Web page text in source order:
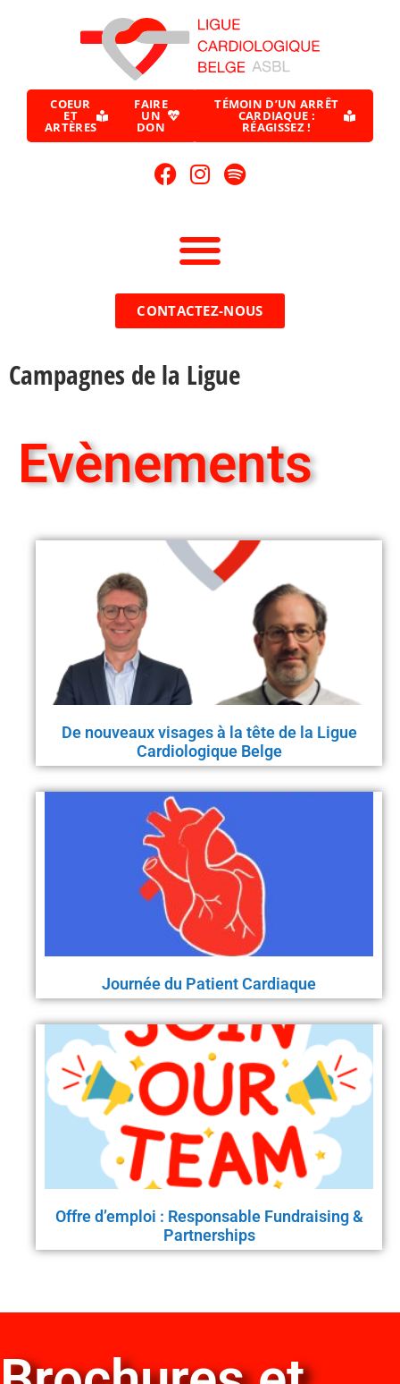
COEUR
ET
ARTÈRES
FAIRE
UN
DON
TÉMOIN D’UN ARRÊT
CARDIAQUE :
RÉAGISSEZ !
CONTACTEZ-NOUS
Campagnes de la Ligue
Evènements
De nouveaux visages à la tête de la Ligue
Cardiologique Belge
Journée du Patient Cardiaque
Offre d’emploi : Responsable Fundraising &
Partnerships